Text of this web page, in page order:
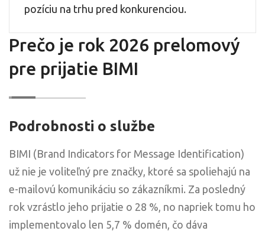
pozíciu na trhu pred konkurenciou.
Prečo je rok 2026 prelomový
pre prijatie BIMI
Podrobnosti o službe
BIMI (Brand Indicators for Message Identification)
už nie je voliteľný pre značky, ktoré sa spoliehajú na
e-mailovú komunikáciu so zákazníkmi. Za posledný
rok vzrástlo jeho prijatie o 28 %, no napriek tomu ho
implementovalo len 5,7 % domén, čo dáva